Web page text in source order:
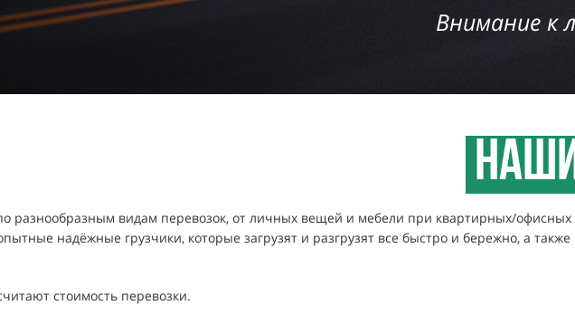
Внимание к
разнообразным видам перевозок, от личных вещей и мебели при квартирных/офисных
надёжные грузчики, которые загрузят и разгрузят все быстро и бережно, а
стоимость перевозки.